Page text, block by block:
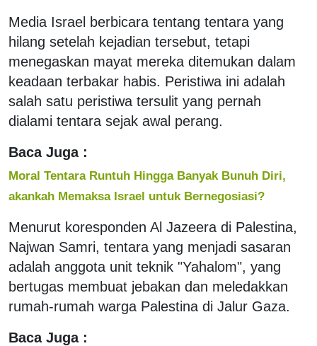
Media Israel berbicara tentang tentara yang
hilang setelah kejadian tersebut, tetapi
menegaskan mayat mereka ditemukan dalam
keadaan terbakar habis. Peristiwa ini adalah
salah satu peristiwa tersulit yang pernah
dialami tentara sejak awal perang.
Baca Juga :
Moral Tentara Runtuh Hingga Banyak Bunuh Diri,
akankah Memaksa Israel untuk Bernegosiasi?
Menurut koresponden Al Jazeera di Palestina,
Najwan Samri, tentara yang menjadi sasaran
adalah anggota unit teknik "Yahalom", yang
bertugas membuat jebakan dan meledakkan
rumah-rumah warga Palestina di Jalur Gaza.
Baca Juga :